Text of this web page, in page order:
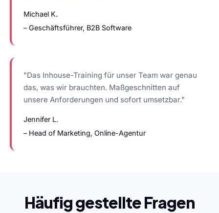
Michael K.
– Geschäftsführer, B2B Software
"Das Inhouse-Training für unser Team war genau
das, was wir brauchten. Maßgeschnitten auf
unsere Anforderungen und sofort umsetzbar."
Jennifer L.
– Head of Marketing, Online-Agentur
Häufig gestellte Fragen